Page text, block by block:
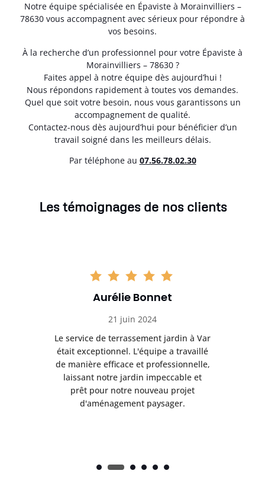
Notre équipe spécialisée en Épaviste à Morainvilliers –
78630 vous accompagnent avec sérieux pour répondre à
vos besoins.
À la recherche d’un professionnel pour votre Épaviste à
Morainvilliers – 78630 ?
Faites appel à notre équipe dès aujourd’hui !
Nous répondons rapidement à toutes vos demandes.
Quel que soit votre besoin, nous vous garantissons un
accompagnement de qualité.
Contactez-nous dès aujourd’hui pour bénéficier d’un
travail soigné dans les meilleurs délais.
Par téléphone au 07.56.78.02.30
Les témoignages de nos clients
Aurélie Bonnet
21 juin 2024
Le service de terrassement jardin à Var
était exceptionnel. L'équipe a travaillé
de manière efficace et professionnelle,
laissant notre jardin impeccable et
prêt pour notre nouveau projet
d'aménagement paysager.